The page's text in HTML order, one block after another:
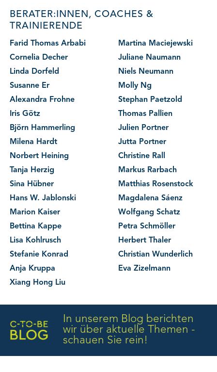
BERATER:INNEN, COACHES &
TRAINIERENDE
Farid Thomas Arbabi
Cornelia Decher
Linda Dorfeld
Susanne Er
Alexandra Frohne
Iris Götz
Björn Hammerling
Milena Hardt
Norbert Heining
Tanja Herzig
Sina Hübner
Hans W. Jablonski
Marion Kaiser
Bettina Kappe
Lisa Kohlrusch
Stefanie Konrad
Anja Kruppa
Xiang Hong Liu
Martina Maciejewski
Juliane Naumann
Niels Neumann
Molly Ng
Stephan Paetzold
Thomas Pallien
Julien Portner
Jutta Portner
Christine Rall
Markus Rarbach
Matthias Rosenstock
Magdalena Sáenz
Wolfgang Schatz
Petra Schmöller
Herbert Thaler
Christian Wunderlich
Eva Zizelmann
In unserem Blog berichten
wir über aktuelle Themen -
schauen Sie rein!